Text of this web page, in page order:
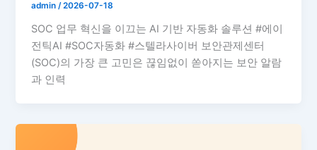
admin/2026-07-18
SOC 업무 혁신을 이끄는 AI 기반 자동화 솔루션 #에이
전틱AI #SOC자동화 #스텔라사이버 보안관제센터
(SOC)의 가장 큰 고민은 끊임없이 쏟아지는 보안 알람
과 인력